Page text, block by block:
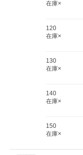
在庫×
120
在庫×
130
在庫×
140
在庫×
150
在庫×